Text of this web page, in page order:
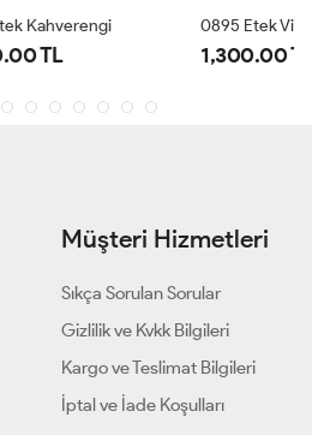
0895 Etek Vizon
1,300.00 TL
Müşteri Hizmetleri
Sıkça Sorulan Sorular
Gizlilik ve Kvkk Bilgileri
Kargo ve Teslimat Bilgileri
İptal ve İade Koşulları